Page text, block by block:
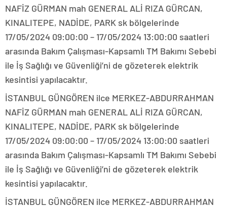
NAFİZ GÜRMAN mah GENERAL ALİ RIZA GÜRCAN,
KINALITEPE, NADİDE, PARK sk bölgelerinde
17/05/2024 09:00:00 – 17/05/2024 13:00:00 saatleri
arasında Bakım Çalışması-Kapsamlı TM Bakımı Sebebi
ile İş Sağlığı ve Güvenliği’ni de gözeterek elektrik
kesintisi yapılacaktır.
İSTANBUL GÜNGÖREN ilce MERKEZ-ABDURRAHMAN
NAFİZ GÜRMAN mah GENERAL ALİ RIZA GÜRCAN,
KINALITEPE, NADİDE, PARK sk bölgelerinde
17/05/2024 09:00:00 – 17/05/2024 13:00:00 saatleri
arasında Bakım Çalışması-Kapsamlı TM Bakımı Sebebi
ile İş Sağlığı ve Güvenliği’ni de gözeterek elektrik
kesintisi yapılacaktır.
İSTANBUL GÜNGÖREN ilce MERKEZ-ABDURRAHMAN